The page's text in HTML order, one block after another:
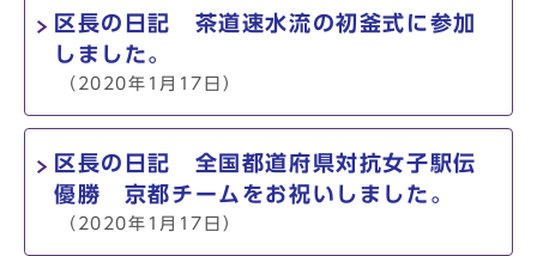
区長の日記 茶道速水流の初釜式に参加
しました。
（2020年1月17日）
区長の日記 全国都道府県対抗女子駅伝
優勝 京都チームをお祝いしました。
（2020年1月17日）